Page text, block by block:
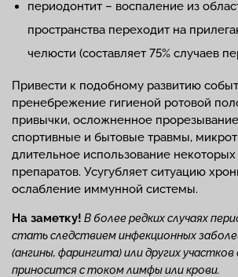
периодонтит – воспаление из
пространства переходит на
челюсти (составляет 75% случаев
Привести к подобному развитию
пренебрежение гигиеной ротовой
привычки, осложненное
спортивные и бытовые травмы,
длительное использование
препаратов. Усугубляет ситуацию
ослабление иммунной системы.
На заметку! В более редких случаях
стать следствием инфекционных
(ангины, фарингита) или других
приносится с током лимфы или крови.